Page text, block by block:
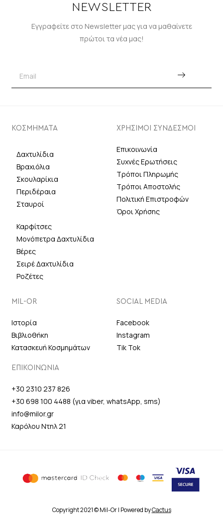
NEWSLETTER
Εγγραφείτε στο Newsletter μας για να μαθαίνετε
πρώτοι τα νέα μας!
ΚΟΣΜΗΜΑΤΑ
Δαχτυλίδια
Βραχιόλια
Σκουλαρίκια
Περιδέραια
Σταυροί
Καρφίτσες
Μονόπετρα Δαχτυλίδια
Βέρες
Σειρέ Δαχτυλίδια
Ροζέτες
ΧΡΗΣΙΜΟΙ ΣΥΝΔΕΣΜΟΙ
Επικοινωνία
Συχνές Ερωτήσεις
Τρόποι Πληρωμής
Τρόποι Αποστολής
Πολιτική Επιστροφών
Όροι Χρήσης
MIL-OR
Ιστορία
Βιβλιοθήκη
Κατασκευή Κοσμημάτων
SOCIAL MEDIA
Facebook
Instagram
Tik Tok
ΕΠΙΚΟΙΝΩΝΙΑ
+30 2310 237 826
+30 698 100 4488 (για viber, whatsApp, sms)
info@milor.gr
Καρόλου Ντηλ 21
Copyright 2021 © Mil-Or | Powered byCactus